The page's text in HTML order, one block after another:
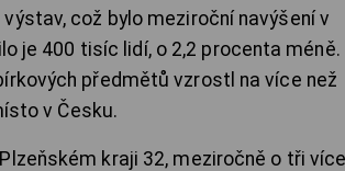
což bylo meziroční navýšení v
je 400 tisíc lidí, o 2,2 procenta méně.
předmětů vzrostl na více než
v Česku.
kraji 32, meziročně o tři